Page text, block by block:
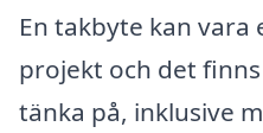
En takbyte kan
projekt och det
tänka på, inklusive